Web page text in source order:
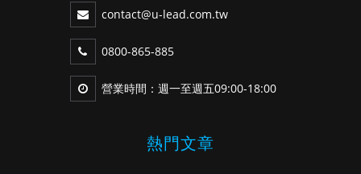
contact@u-lead.com.tw
0800-865-885
營業時間：週一至週五09:00-18:00
熱門文章